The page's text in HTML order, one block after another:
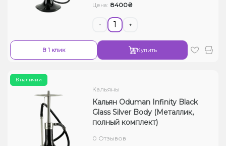
Цена: 8400₴
- +
В 1 клик Купить
В наличии
Кальяны
Кальян Oduman Infinity Black
Glass Silver Body (Металлик,
полный комплект)
0 Отзывов